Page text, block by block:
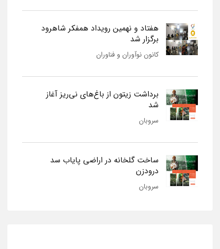
هفتاد و نهمین رویداد همفکر شاهرود
برگزار شد
کانون نوآوران و فناوران
برداشت زیتون از باغ‌های نی‌ریز آغاز
شد
سروبان
ساخت گلخانه در اراضی پایاب سد
درودزن
سروبان